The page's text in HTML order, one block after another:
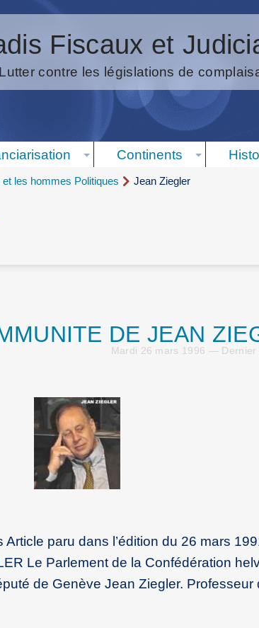
Fiscaux et
Lutter contre les législations de
Continents
les hommes Politiques Jean Ziegler
DE JEAN
Mardi 26 mars 1996 —
paru dans l’édition du 26 mars
Le Parlement de la Confédération
de Genève Jean Ziegler.